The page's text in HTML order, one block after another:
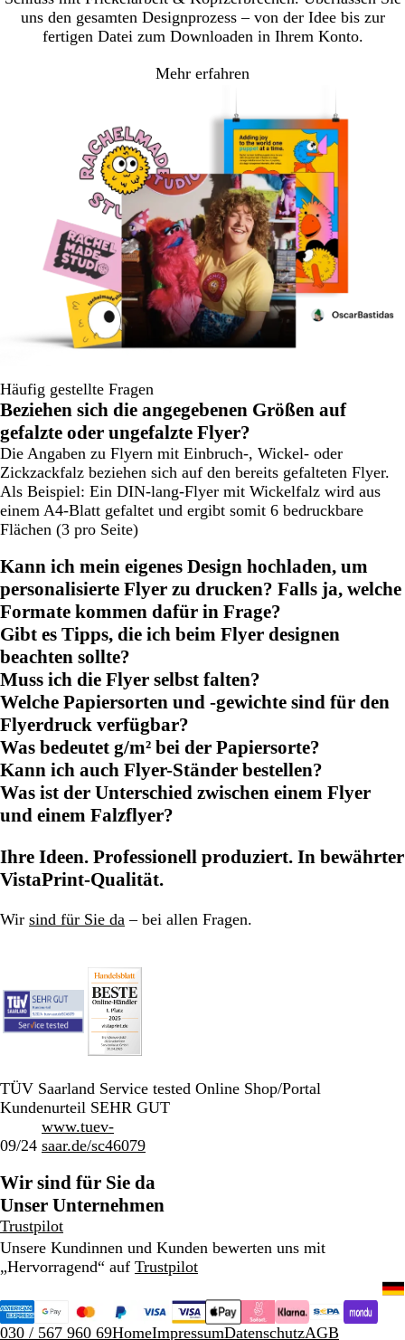
uns den gesamten Designprozess – von der Idee bis zur
fertigen Datei zum Downloaden in Ihrem Konto.
Mehr erfahren
Häufig gestellte Fragen
Beziehen sich die angegebenen Größen auf
gefalzte oder ungefalzte Flyer?
Die Angaben zu Flyern mit Einbruch-, Wickel- oder
Zickzackfalz beziehen sich auf den bereits gefalteten Flyer.
Als Beispiel: Ein DIN-lang-Flyer mit Wickelfalz wird aus
einem A4-Blatt gefaltet und ergibt somit 6 bedruckbare
Flächen (3 pro Seite)
Kann ich mein eigenes Design hochladen, um
personalisierte Flyer zu drucken? Falls ja, welche
Formate kommen dafür in Frage?
Gibt es Tipps, die ich beim Flyer designen
beachten sollte?
Muss ich die Flyer selbst falten?
Welche Papiersorten und -gewichte sind für den
Flyerdruck verfügbar?
Was bedeutet g/m² bei der Papiersorte?
Kann ich auch Flyer-Ständer bestellen?
Was ist der Unterschied zwischen einem Flyer
und einem Falzflyer?
Ihre Ideen. Professionell produziert. In bewährter
VistaPrint-Qualität.
Wir sind für Sie da – bei allen Fragen.
TÜV Saarland Service tested Online Shop/Portal
Kundenurteil SEHR GUT
09/24
www.tuev-
saar.de/sc46079
Wir sind für Sie da
Unser Unternehmen
Trustpilot
Unsere Kundinnen und Kunden bewerten uns mit
„Hervorragend“ auf Trustpilot
030 / 567 960 69HomeImpressumDatenschutzAGB